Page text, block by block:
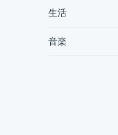
生活
音楽